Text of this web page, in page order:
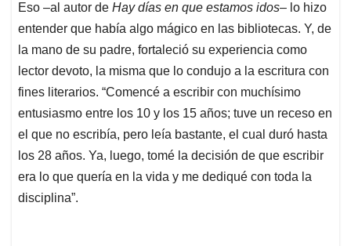
Eso –al autor de Hay días en que estamos idos– lo hizo
entender que había algo mágico en las bibliotecas. Y, de
la mano de su padre, fortaleció su experiencia como
lector devoto, la misma que lo condujo a la escritura con
fines literarios. “Comencé a escribir con muchísimo
entusiasmo entre los 10 y los 15 años; tuve un receso en
el que no escribía, pero leía bastante, el cual duró hasta
los 28 años. Ya, luego, tomé la decisión de que escribir
era lo que quería en la vida y me dediqué con toda la
disciplina”.